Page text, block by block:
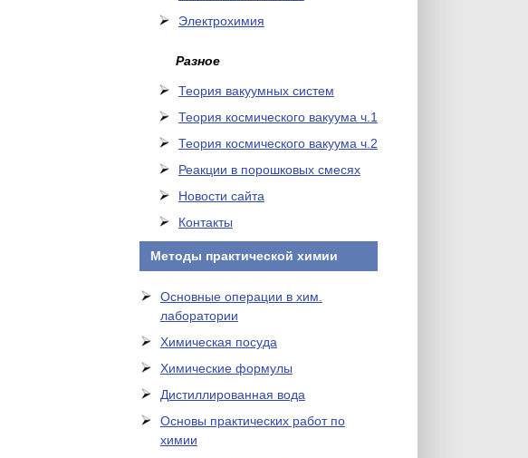
Электрохимия
Разное
Теория вакуумных систем
Теория космического вакуума ч.1
Теория космического вакуума ч.2
Реакции в порошковых смесях
Новости сайта
Контакты
Методы практической химии
Основные операции в хим.
лаборатории
Химическая посуда
Химические формулы
Дистиллированная вода
Основы практических работ по
химии